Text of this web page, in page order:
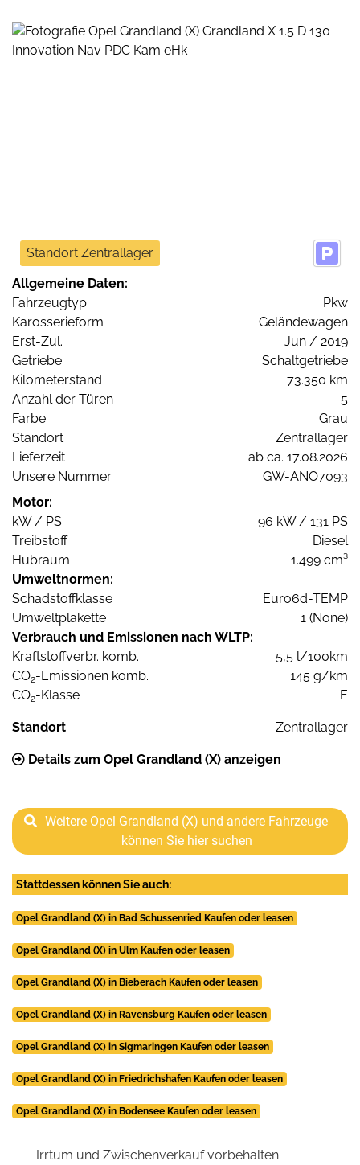
Standort Zentrallager
Allgemeine Daten:
Fahrzeugtyp
Pkw
Karosserieform
Geländewagen
Erst-Zul.
Jun / 2019
Getriebe
Schaltgetriebe
Kilometerstand
73.350 km
Anzahl der Türen
5
Farbe
Grau
Standort
Zentrallager
Lieferzeit
ab ca. 17.08.2026
Unsere Nummer
GW-ANO7093
Motor:
kW / PS
96 kW / 131 PS
Treibstoff
Diesel
Hubraum
1.499 cm³
Umweltnormen:
Schadstoffklasse
Euro6d-TEMP
Umweltplakette
1 (None)
Verbrauch und Emissionen nach WLTP:
Kraftstoffverbr. komb.
5,5 l/100km
CO2-Emissionen komb.
145 g/km
CO2-Klasse E
Standort Zentrallager
Details zum Opel Grandland (X) anzeigen
Weitere Opel Grandland (X) und andere Fahrzeuge
können Sie hier suchen
Stattdessen können Sie auch:
Opel Grandland (X) in Bad Schussenried Kaufen oder leasen
Opel Grandland (X) in Ulm Kaufen oder leasen
Opel Grandland (X) in Bieberach Kaufen oder leasen
Opel Grandland (X) in Ravensburg Kaufen oder leasen
Opel Grandland (X) in Sigmaringen Kaufen oder leasen
Opel Grandland (X) in Friedrichshafen Kaufen oder leasen
Opel Grandland (X) in Bodensee Kaufen oder leasen
Irrtum und Zwischenverkauf vorbehalten.